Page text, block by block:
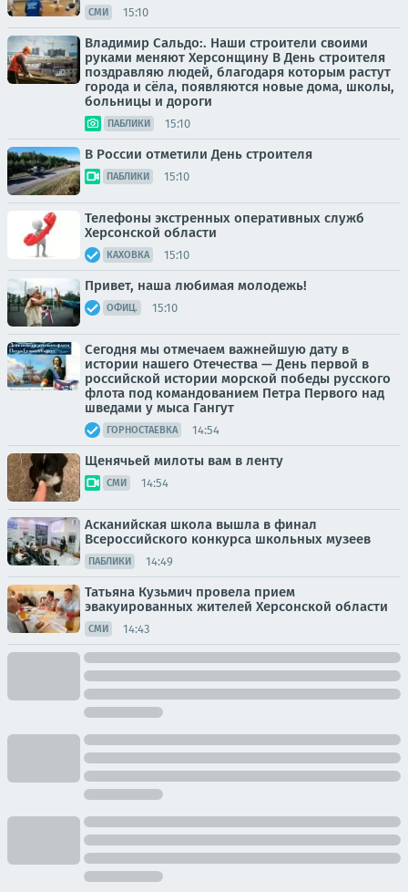
СМИ 15:10
Владимир Сальдо:. Наши строители своими
руками меняют Херсонщину В День строителя
поздравляю людей, благодаря которым растут
города и сёла, появляются новые дома, школы,
больницы и дороги
ПАБЛИКИ 15:10
В России отметили День строителя
ПАБЛИКИ 15:10
Телефоны экстренных оперативных служб
Херсонской области
КАХОВКА 15:10
Привет, наша любимая молодежь!
ОФИЦ. 15:10
Сегодня мы отмечаем важнейшую дату в
истории нашего Отечества — День первой в
российской истории морской победы русского
флота под командованием Петра Первого над
шведами у мыса Гангут
ГОРНОСТАЕВКА 14:54
Щенячьей милоты вам в ленту
СМИ 14:54
Асканийская школа вышла в финал
Всероссийского конкурса школьных музеев
ПАБЛИКИ 14:49
Татьяна Кузьмич провела прием
эвакуированных жителей Херсонской области
СМИ 14:43